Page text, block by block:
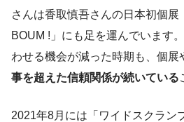
さんは香取慎吾さんの日本初個展
BOUM !」にも足を運んでいます
わせる機会が減った時期も、個展
事を超えた信頼関係が続いている
2021年8月には「ワイドスクラン